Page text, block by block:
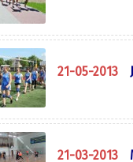
21-05-2013
21-03-2013